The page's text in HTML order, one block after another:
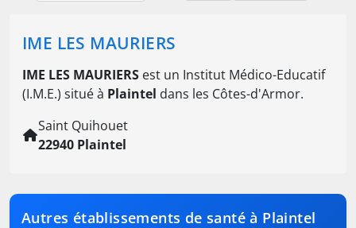
IME LES MAURIERS
IME LES MAURIERS est un Institut Médico-Educatif
(I.M.E.) situé à Plaintel dans les Côtes-d'Armor.
Saint Quihouet
22940 Plaintel
Autres établissements de santé à Plaintel